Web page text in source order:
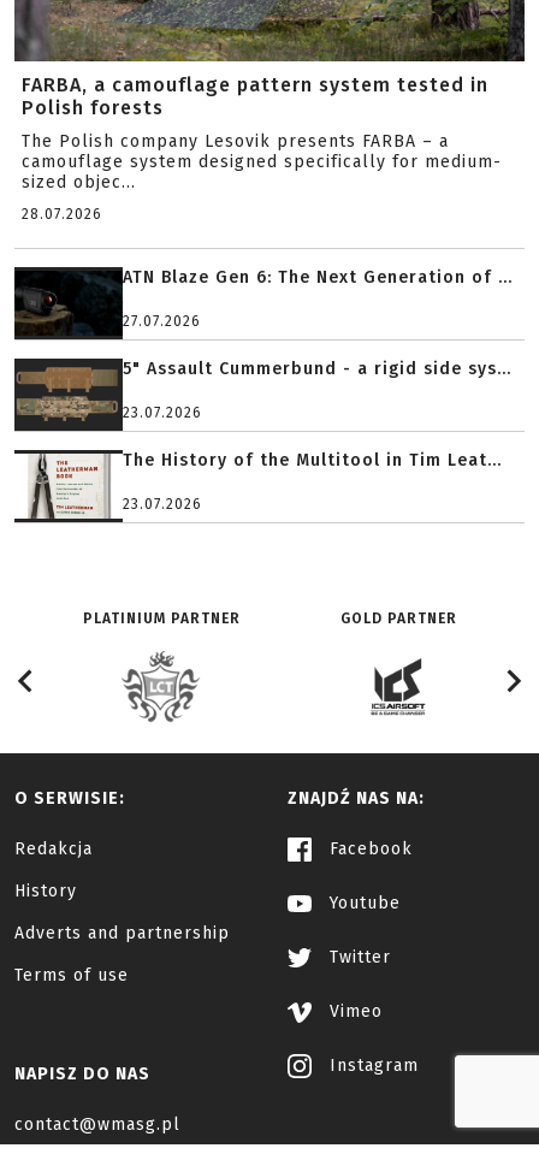
FARBA, a camouflage pattern system tested in
Polish forests
The Polish company Lesovik presents FARBA – a
camouflage system designed specifically for medium-
sized objec...
28.07.2026
ATN Blaze Gen 6: The Next Generation of ...
27.07.2026
5" Assault Cummerbund - a rigid side sys...
23.07.2026
The History of the Multitool in Tim Leat...
23.07.2026
PLATINIUM PARTNER GOLD PARTNER
O SERWISIE:
Redakcja
History
Adverts and partnership
Terms of use
ZNAJDŹ NAS NA:
Facebook
Youtube
Twitter
Vimeo
Instagram
NAPISZ DO NAS
contact@wmasg.pl